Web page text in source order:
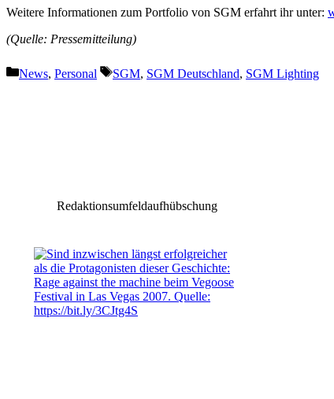
Weitere Informationen zum Portfolio von SGM erfahrt ihr unter:
(Quelle: Pressemitteilung)
Kategorien
News, Personal Schlagwörter
SGM, SGM Deutschland, SGM Lighting
Redaktionsumfeldaufhübschung